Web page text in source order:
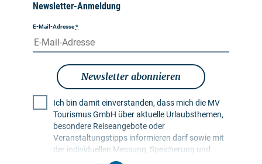
Newsletter-Anmeldung
E-Mail-Adresse*
Newsletter abonnieren
Ich bin damit einverstanden, dass mich die MV
Tourismus GmbH über aktuelle Urlaubsthemen,
besondere Reiseangebote oder
Veranstaltungstipps informieren darf sowie mit
der individuellen Messung, Speicherung und
Auswertung von Öffnungs- und Klickraten in